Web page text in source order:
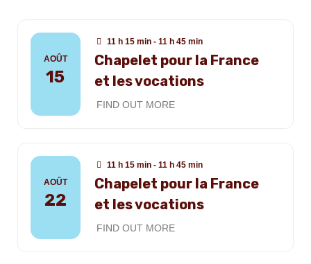
AOÛT
15
11 h 15 min - 11 h 45 min
Chapelet pour la France
et les vocations
FIND OUT MORE
AOÛT
22
11 h 15 min - 11 h 45 min
Chapelet pour la France
et les vocations
FIND OUT MORE